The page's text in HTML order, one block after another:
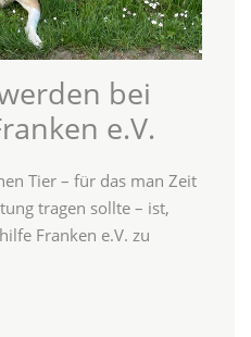
bei
e.V.
Tier – für das man Zeit
tragen sollte – ist,
Franken e.V. zu